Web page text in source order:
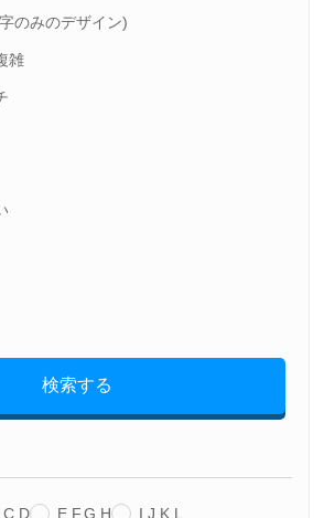
のみのデザイン)
雑
検索する
E,F,G,H I,J,K,L